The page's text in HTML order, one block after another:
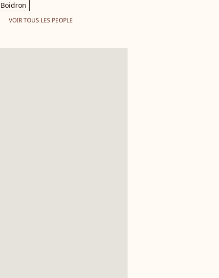
VOIR TOUS LES PEOPLE